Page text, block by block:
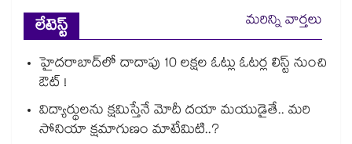
లేటెస్ట్
మరిన్ని వార్తలు
హైదరాబాద్⁫లో దాదాపు 10 లక్షల ఓట్లు ఓటర్ల లిస్ట్ నుంచి
ఔట్ !
విద్యార్థులను క్షమిస్తేనే మోదీ దయా మయుడైతే.. మరి
సోనియా క్షమాగుణం మాటేమిటి..?